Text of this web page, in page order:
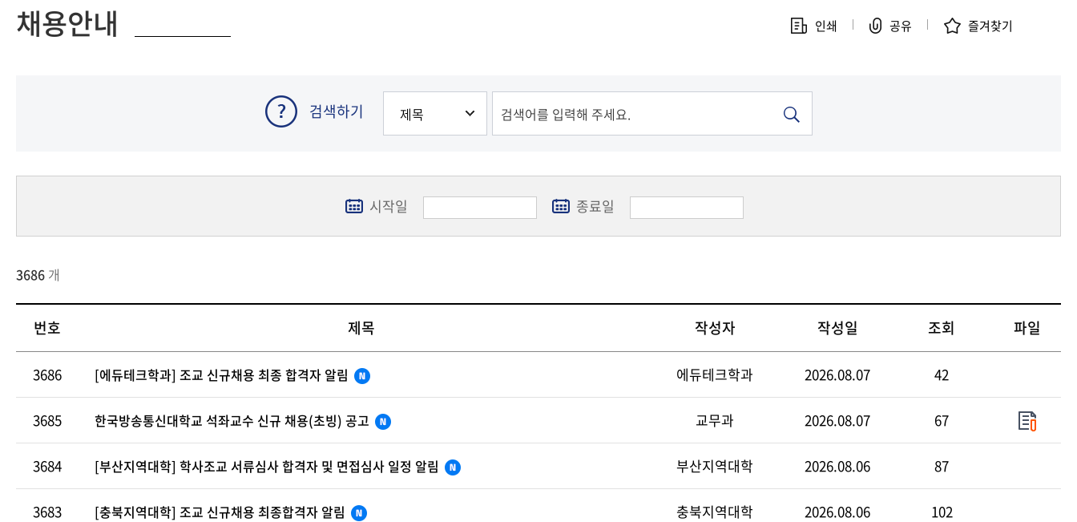
자격증
강원지역대학
충북지역대학
인쇄 공유 즐겨찾기
채용안내
검색하기
시작일 종료일
3686 개
번호 제목 작성자 작성일 조회 파일
3686 [에듀테크학과] 조교 신규채용 최종 합격자 알림 에듀테크학과 2026.08.07 42
3685 한국방송통신대학교 석좌교수 신규 채용(초빙) 공고 교무과 2026.08.07 67
3684 [부산지역대학] 학사조교 서류심사 합격자 및 면접심사 일정 알림 부산지역대학 2026.08.06 87
3683 [충북지역대학] 조교 신규채용 최종합격자 알림 충북지역대학 2026.08.06 102